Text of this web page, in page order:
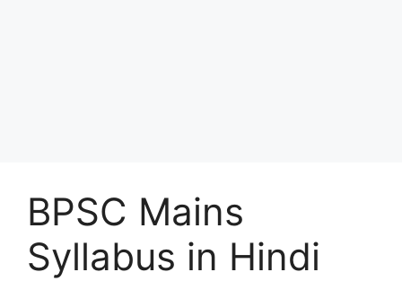
BPSC Mains
Syllabus in Hindi